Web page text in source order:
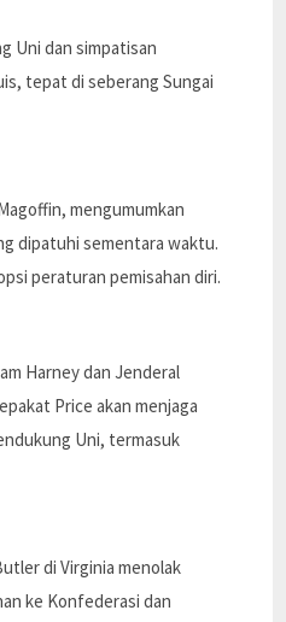
Uni dan simpatisan
tepat di seberang Sungai
mengumumkan
dipatuhi sementara waktu.
peraturan pemisahan diri.
Harney dan Jenderal
Price akan menjaga
Uni, termasuk
di Virginia menolak
ke Konfederasi dan